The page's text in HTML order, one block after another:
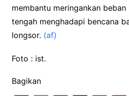
membantu meringankan
tengah menghadapi bencana
longsor. (af)
Foto : ist.
Bagikan